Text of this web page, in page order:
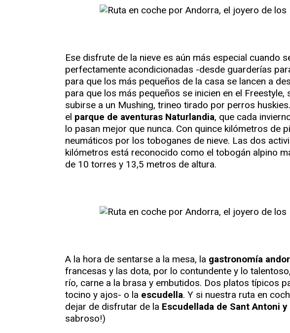
Ese disfrute de la nieve es aún más especial cuando
perfectamente acondicionadas -desde guarderías
para que los más pequeños de la casa se lancen a
para que los más pequeños se inicien en el
subirse a un Mushing, trineo tirado por perros
el parque de aventuras Naturlandia, que cada
lo pasan mejor que nunca. Con quince kilómetros de
neumáticos por los toboganes de nieve. Las dos
kilómetros está reconocido como el tobogán alpino
de 10 torres y 13,5 metros de altura.
A la hora de sentarse a la mesa, la gastronomía
francesas y las dota, por lo contundente y lo
río, carne a la brasa y embutidos. Dos platos típicos
tocino y ajos- o la escudella. Y si nuestra ruta en
dejar de disfrutar de la Escudellada de Sant Antoni
sabroso!)